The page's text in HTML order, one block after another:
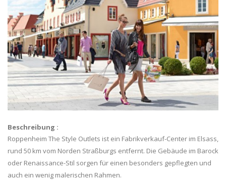
Beschreibung :
Roppenheim The Style Outlets ist ein Fabrikverkauf-Center im Elsass,
rund 50 km vom Norden Straßburgs entfernt. Die Gebäude im Barock
oder Renaissance-Stil sorgen für einen besonders gepflegten und
auch ein wenig malerischen Rahmen.